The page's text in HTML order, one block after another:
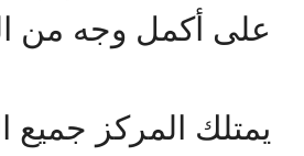
على أكمل وجه من
يمتلك المركز جميع